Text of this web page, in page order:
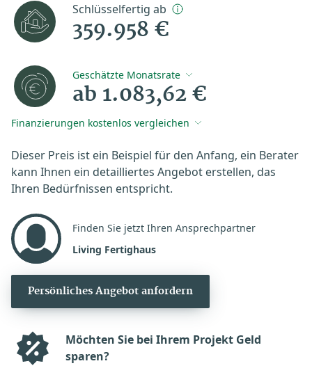
Schlüsselfertig ab
359.958 €
Geschätzte Monatsrate
ab 1.083,62 €
Finanzierungen kostenlos vergleichen
Dieser Preis ist ein Beispiel für den Anfang, ein Berater
kann Ihnen ein detailliertes Angebot erstellen, das
Ihren Bedürfnissen entspricht.
Finden Sie jetzt Ihren Ansprechpartner
Living Fertighaus
Persönliches Angebot anfordern
Möchten Sie bei Ihrem Projekt Geld
sparen?